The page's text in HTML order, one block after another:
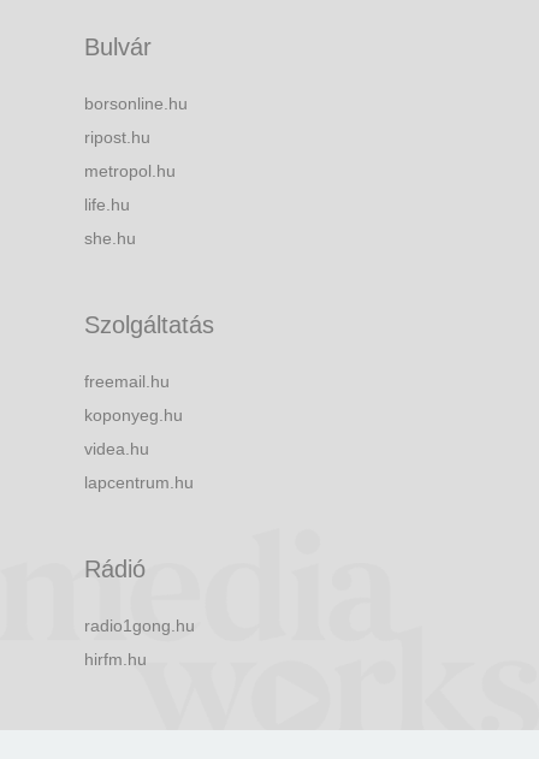
Bulvár
borsonline.hu
ripost.hu
metropol.hu
life.hu
she.hu
Szolgáltatás
freemail.hu
koponyeg.hu
videa.hu
lapcentrum.hu
Rádió
radio1gong.hu
hirfm.hu